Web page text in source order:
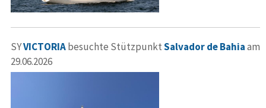
SYVICTORIAbesuchte StützpunktSalvador de Bahiaam
29.06.2026